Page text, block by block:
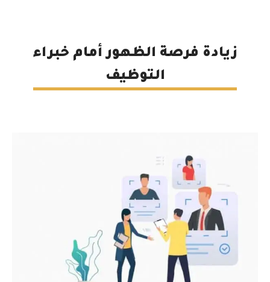
زيادة فرصة الظهور أمام خبراء
التوظيف